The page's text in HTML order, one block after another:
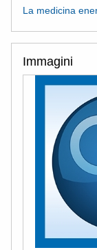
La medicina
Immagini